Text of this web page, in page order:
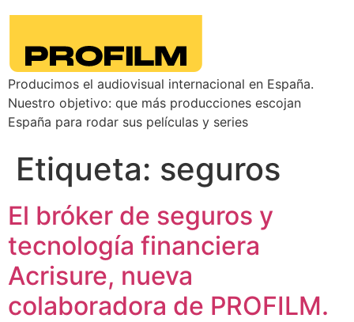
Producimos el audiovisual internacional en España.
Nuestro objetivo: que más producciones escojan
España para rodar sus películas y series
Etiqueta: seguros
El bróker de seguros y
tecnología financiera
Acrisure, nueva
colaboradora de PROFILM.